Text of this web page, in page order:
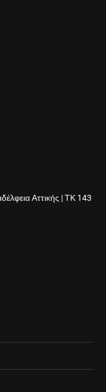
Αττικής | ΤΚ 143